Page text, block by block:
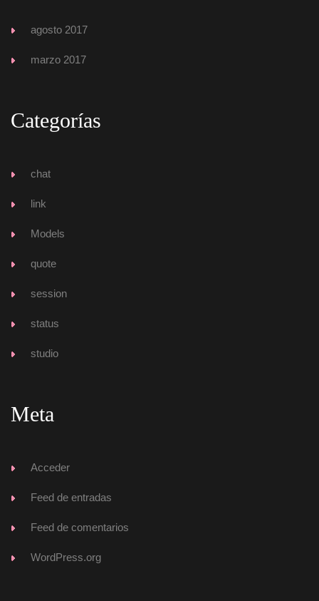
agosto 2017
marzo 2017
Categoría
chat
link
Model
quote
ession
tatu
tudio
Meta
Acceder
Feed de entrada
Feed de comentario
WordPress.org